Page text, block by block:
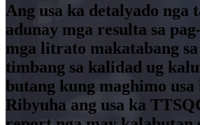
Ang usa ka detalyado nga
adunay mga resulta sa
mga litrato makatabang
timbang sa kalidad ug
butang kung maghimo usa
Ribyuha ang usa ka